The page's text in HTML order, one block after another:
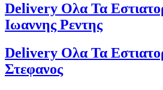
Delivery Ολα Τα
Ιωαννης Ρεντης
Delivery Ολα Τα
Στεφανος